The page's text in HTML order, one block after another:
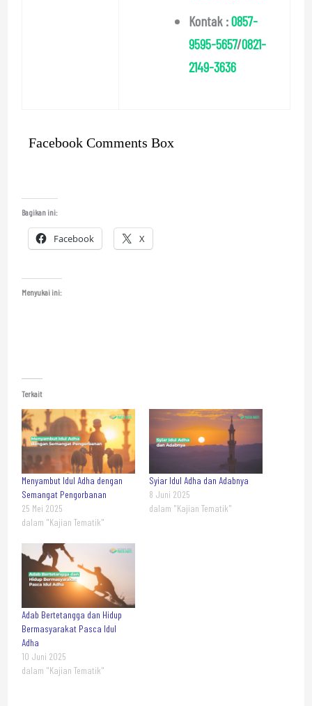
Kontak :0857-
9595-5657/0821-
2149-3636
Facebook Comments Box
Bagikan ini:
Facebook X
Menyukai ini:
Terkait
Menyambut Idul Adha dengan
Semangat Pengorbanan
25 Mei 2025
dalam "Kajian Tematik"
Syiar Idul Adha dan Adabnya
8 Juni 2025
dalam "Kajian Tematik"
Adab Bertetangga dan Hidup
Bermasyarakat Pasca Idul
Adha
10 Juni 2025
dalam "Kajian Tematik"